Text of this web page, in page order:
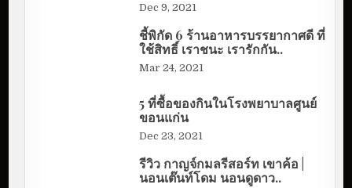
Dec 9, 2021
ชี้พิกัด 6 ร้านอาหารบรรยากาศดี ที่
ใช้สิทธิ์ เราชนะ เรารักกัน..
Mar 24, 2021
5 ที่ซื้อของกินในโรงพยาบาลศูนย์
ขอนแก่น
Dec 23, 2021
รีวิว กาญจ์กมลรีสอร์ท เขาค้อ |
นอนเต๊นท์โดม นอนดูดาว..